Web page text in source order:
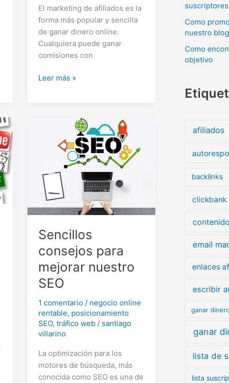
El marketing de afiliados es la
forma más popular y sencilla
de ganar dinero online.
Cualquiera puede ganar
comisiones con
Consejos
Leer más »
Sencillos
consejos para
mejorar nuestro
SEO
1 comentario / negocio online
rentable, posicionamiento
SEO,tráfico web / santiago
villarino
La optimización para los
motores de búsqueda, más
conocida como SEO es una de
Como
nuestro blog
Como
objetivo
afiliados
backlinks
clickbank
contenido
email
enlaces
escribir
ganar dinero
ganar
lista de
lista